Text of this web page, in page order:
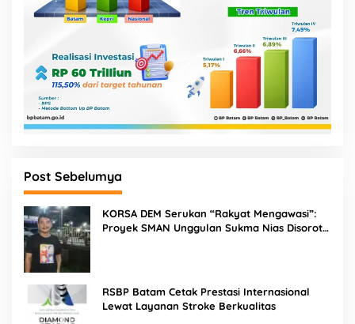
Post Sebelumya
KORSA DEM Serukan “Rakyat Mengawasi”:
Proyek SMAN Unggulan Sukma Nias Disorot,
RSBP Batam Cetak Prestasi Internasional
Lewat Layanan Stroke Berkualitas